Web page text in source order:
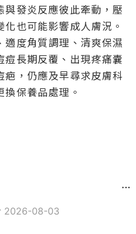
與發炎反應彼此牽動，壓
也可能影響成人膚況。
適度角質調理、清爽保濕
痘長期反覆、出現疼痛囊
疤，仍應及早尋求皮膚科
保養品處理。
2026-08-03